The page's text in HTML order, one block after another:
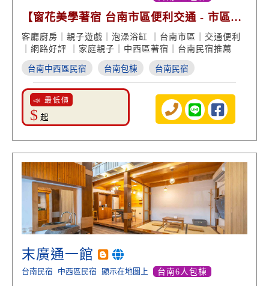
【窗花美學著宿 台南市區便利交通 - 市區包
棟 泡澡慢活】
客廳廚房｜親子遊戲｜泡澡浴缸 ｜台南市區｜交通便利
｜網路好評 ｜家庭親子｜中西區著宿｜台南民宿推薦
台南中西區民宿 台南包棟 台南民宿
📣 最低價
$ 起
末廣通一館
台南民宿 中西區民宿 顯示在地圖上 台南6人包棟